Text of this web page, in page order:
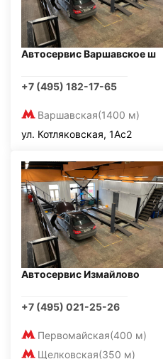
Автосервис Варшавское ш
+7 (495) 182-17-65
Варшавская(1400 м)
ул. Котляковская, 1Ас2
Автосервис Измайлово
+7 (495) 021-25-26
Первомайская(400 м)
Щелковская(350 м)